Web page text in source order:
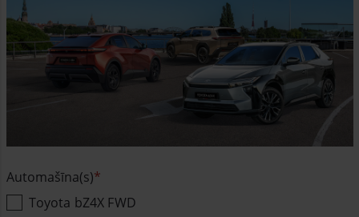
Automašīna(s)
Toyota bZ4X FWD